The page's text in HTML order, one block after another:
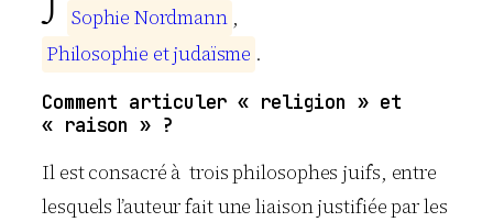
Sophie Nordmann ,
Philosophie etjudaïsme .
Comment articuler « religion » et
« raison » ?
Il est consacré à trois philosophes juifs, entre
lesquels l’auteur fait une liaison justifiée par les